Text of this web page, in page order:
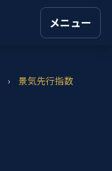
メニュー
› 景気先行指数